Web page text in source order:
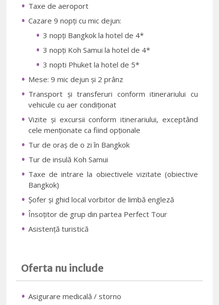
Taxe de aeroport
Cazare 9 nopți cu mic dejun:
3 nopți Bangkok la hotel de 4*
3 nopți Koh Samui la hotel de 4*
3 nopti Phuket la hotel de 5*
Mese: 9 mic dejun și 2 prânz
Transport și transferuri conform itinerariului cu
vehicule cu aer condiționat
Vizite și excursii conform itinerariului, exceptând
cele menționate ca fiind opționale
Tur de oraș de o zi în Bangkok
Tur de insulă Koh Samui
Taxe de intrare la obiectivele vizitate (obiective
Bangkok)
Șofer și ghid local vorbitor de limbă engleză
Însoțitor de grup din partea Perfect Tour
Asistență turistică
Oferta nu include
Asigurare medicală / storno